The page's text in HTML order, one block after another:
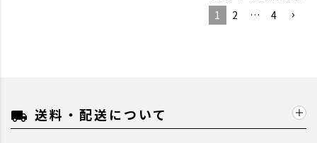
1
2 … 4
local_shipping 送料・配送について